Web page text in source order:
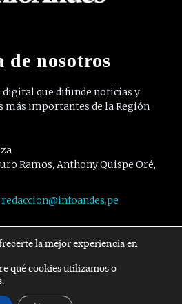
de nosotros
que difunde noticias y
más importantes de la Región
Ramos, Anthony Quispe Oré,
redaccion@infoandes.pe
Twitter Youtube
la mejor experiencia en
qué cookies utilizamos o
.